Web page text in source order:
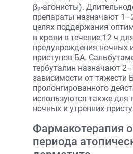
β2-агонисты).
препараты назначают
целях поддержания
в крови в течение 12 ч
предупреждения ночных
приступов БА.
тербуталин назначают
зависимости от тяжести
пролонгированного
используются также для
ночных и утренних
Фармакотерапия
периода